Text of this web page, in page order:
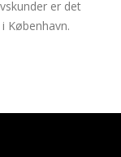
er det
København.